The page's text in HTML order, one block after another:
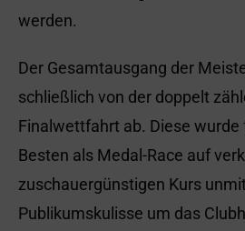
werden.
Der Gesamtausgang der
schließlich von der doppelt
Finalwettfahrt ab. Diese wurde
Besten als Medal-Race auf
zuschauergünstigen Kurs
Publikumskulisse um das